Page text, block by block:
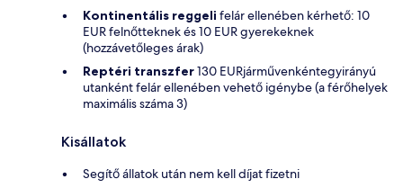
Kontinentális reggeli felár ellenében kérhető: 10
EUR felnőtteknek és 10 EUR gyerekeknek
(hozzávetőleges árak)
Reptéri transzfer130 EURjárművenkéntegyirányú
utanként felár ellenében vehető igénybe (a férőhelyek
maximális száma 3)
Kisállatok
Segítő állatok után nem kell díjat fizetni